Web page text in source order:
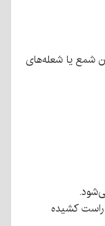
شمع یا شعله‌های
کشیده